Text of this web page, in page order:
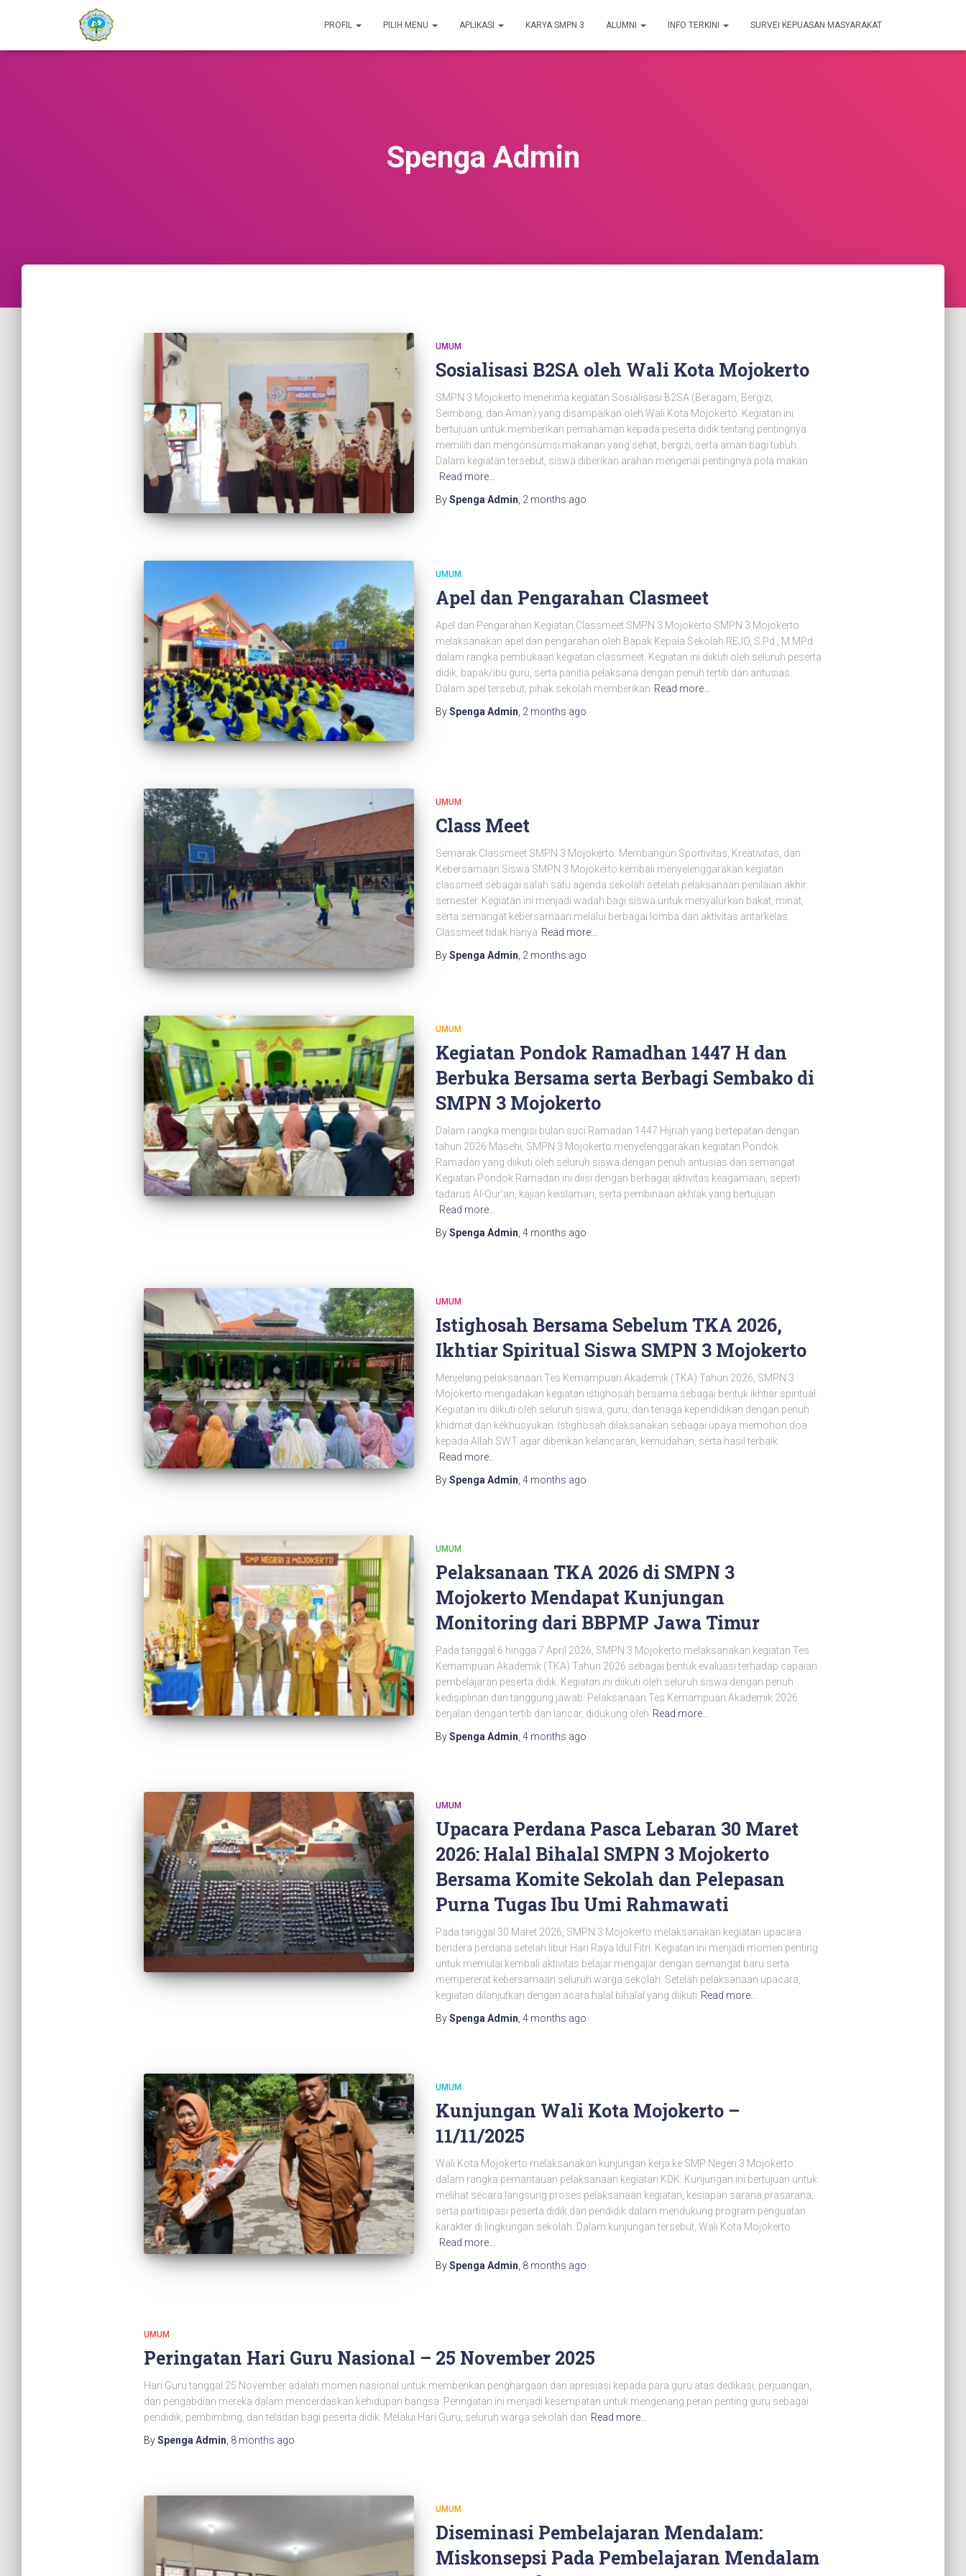
PROFIL PILIH MENU APLIKASI KARYA SMPN 3 ALUMNI INFO TERKINI SURVEI KEPUASAN MASYARAKAT
Spenga Admin
UMUM
Sosialisasi B2SA oleh Wali Kota Mojokerto
SMPN 3 Mojokerto menerima kegiatan Sosialisasi B2SA (Beragam, Bergizi,
Seimbang, dan Aman) yang disampaikan oleh Wali Kota Mojokerto. Kegiatan ini
bertujuan untuk memberikan pemahaman kepada peserta didik tentang pentingnya
memilih dan mengonsumsi makanan yang sehat, bergizi, serta aman bagi tubuh.
Dalam kegiatan tersebut, siswa diberikan arahan mengenai pentingnya pola makan
Read more…
BySpenga Admin 2 months ago
UMUM
Apel dan Pengarahan Clasmeet
Apel dan Pengarahan Kegiatan Classmeet SMPN 3 Mojokerto SMPN 3 Mojokerto
melaksanakan apel dan pengarahan oleh Bapak Kepala Sekolah REJO, S.Pd., M.MPd.
dalam rangka pembukaan kegiatan classmeet. Kegiatan ini diikuti oleh seluruh peserta
didik, bapak/ibu guru, serta panitia pelaksana dengan penuh tertib dan antusias.
Dalam apel tersebut, pihak sekolah memberikan Read more…
BySpenga Admin 2 months ago
UMUM
Class Meet
Semarak Classmeet SMPN 3 Mojokerto: Membangun Sportivitas, Kreativitas, dan
Kebersamaan Siswa SMPN 3 Mojokerto kembali menyelenggarakan kegiatan
classmeet sebagai salah satu agenda sekolah setelah pelaksanaan penilaian akhir
semester. Kegiatan ini menjadi wadah bagi siswa untuk menyalurkan bakat, minat,
serta semangat kebersamaan melalui berbagai lomba dan aktivitas antarkelas.
Classmeet tidak hanya Read more…
BySpenga Admin 2 months ago
UMUM
Kegiatan Pondok Ramadhan 1447 H dan
Berbuka Bersama serta Berbagi Sembako di
SMPN 3 Mojokerto
Dalam rangka mengisi bulan suci Ramadan 1447 Hijriah yang bertepatan dengan
tahun 2026 Masehi, SMPN 3 Mojokerto menyelenggarakan kegiatan Pondok
Ramadan yang diikuti oleh seluruh siswa dengan penuh antusias dan semangat.
Kegiatan Pondok Ramadan ini diisi dengan berbagai aktivitas keagamaan, seperti
tadarus Al-Qur’an, kajian keislaman, serta pembinaan akhlak yang bertujuan
Read more…
BySpenga Admin, 4 months ago
UMUM
Istighosah Bersama Sebelum TKA 2026,
Ikhtiar Spiritual Siswa SMPN 3 Mojokerto
Menjelang pelaksanaan Tes Kemampuan Akademik (TKA) Tahun 2026, SMPN 3
Mojokerto mengadakan kegiatan istighosah bersama sebagai bentuk ikhtiar spiritual.
Kegiatan ini diikuti oleh seluruh siswa, guru, dan tenaga kependidikan dengan penuh
khidmat dan kekhusyukan. Istighosah dilaksanakan sebagai upaya memohon doa
kepada Allah SWT agar diberikan kelancaran, kemudahan, serta hasil terbaik
Read more…
BySpenga Admin, 4 months ago
UMUM
Pelaksanaan TKA 2026 di SMPN 3
Mojokerto Mendapat Kunjungan
Monitoring dari BBPMP Jawa Timur
Pada tanggal 6 hingga 7 April 2026, SMPN 3 Mojokerto melaksanakan kegiatan Tes
Kemampuan Akademik (TKA) Tahun 2026 sebagai bentuk evaluasi terhadap capaian
pembelajaran peserta didik. Kegiatan ini diikuti oleh seluruh siswa dengan penuh
kedisiplinan dan tanggung jawab. Pelaksanaan Tes Kemampuan Akademik 2026
berjalan dengan tertib dan lancar, didukung oleh Read more…
BySpenga Admin, 4 months ago
UMUM
Upacara Perdana Pasca Lebaran 30 Maret
2026: Halal Bihalal SMPN 3 Mojokerto
Bersama Komite Sekolah dan Pelepasan
Purna Tugas Ibu Umi Rahmawati
Pada tanggal 30 Maret 2026, SMPN 3 Mojokerto melaksanakan kegiatan upacara
bendera perdana setelah libur Hari Raya Idul Fitri. Kegiatan ini menjadi momen penting
untuk memulai kembali aktivitas belajar mengajar dengan semangat baru serta
mempererat kebersamaan seluruh warga sekolah. Setelah pelaksanaan upacara,
kegiatan dilanjutkan dengan acara halal bihalal yang diikuti Read more…
BySpenga Admin, 4 months ago
UMUM
Kunjungan Wali Kota Mojokerto –
11/11/2025
Wali Kota Mojokerto melaksanakan kunjungan kerja ke SMP Negeri 3 Mojokerto
dalam rangka pemantauan pelaksanaan kegiatan KDK. Kunjungan ini bertujuan untuk
melihat secara langsung proses pelaksanaan kegiatan, kesiapan sarana prasarana,
serta partisipasi peserta didik dan pendidik dalam mendukung program penguatan
karakter di lingkungan sekolah. Dalam kunjungan tersebut, Wali Kota Mojokerto
Read more…
BySpenga Admin, 8 months ago
UMUM
Peringatan Hari Guru Nasional – 25 November 2025
Hari Guru tanggal 25 November adalah momen nasional untuk memberikan penghargaan dan apresiasi kepada para guru atas dedikasi, perjuangan,
dan pengabdian mereka dalam mencerdaskan kehidupan bangsa. Peringatan ini menjadi kesempatan untuk mengenang peran penting guru sebagai
pendidik, pembimbing, dan teladan bagi peserta didik. Melalui Hari Guru, seluruh warga sekolah dan Read more…
BySpenga Admin, 8 months ago
UMUM
Diseminasi Pembelajaran Mendalam:
Miskonsepsi Pada Pembelajaran Mendalam